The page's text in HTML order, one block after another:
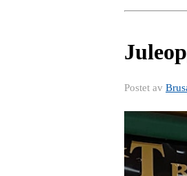
Postet av